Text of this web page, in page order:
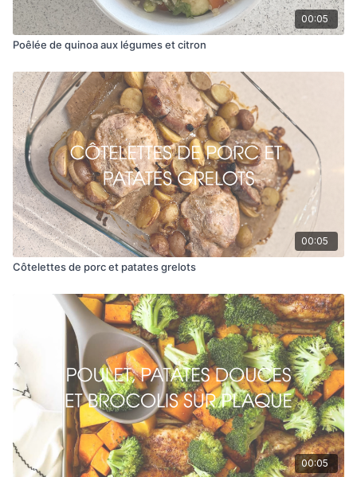
00:05
Poêlée de quinoa aux légumes et citron
00:05
Côtelettes de porc et patates grelots
00:05